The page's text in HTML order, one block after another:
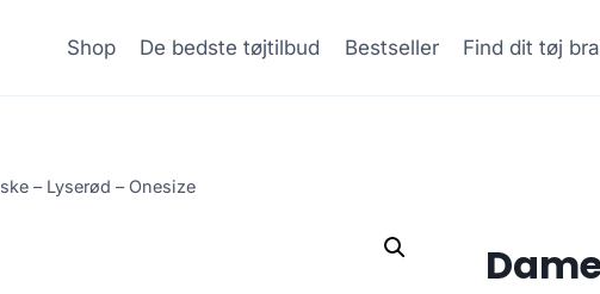
Shop De bedste tøjtilbud Bestseller Find dit tøj
– Lyserød – Onesize